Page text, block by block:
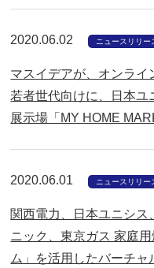
2020.06.02 ニュースリリー
マスイデアが、オンライ
若者世代向けに、日本ユ
展示場「MY HOME
2020.06.01 ニュースリリー
関西電力、日本ユニシス
ニック、東京ガス 家庭
ム」を活用したバーチ